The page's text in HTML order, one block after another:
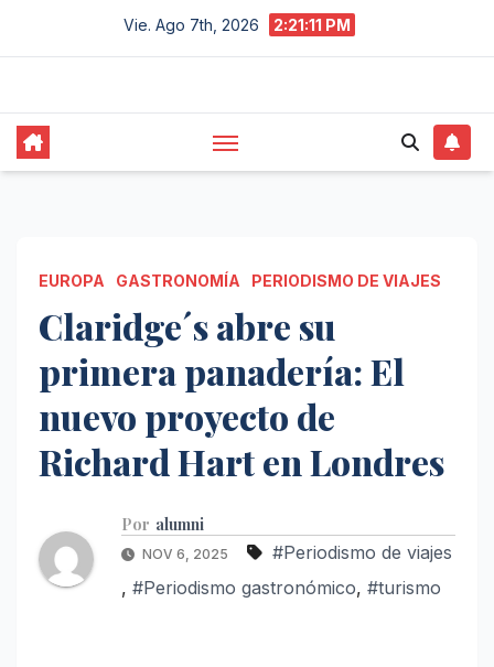
Vie. Ago 7th, 2026 2:21:11 PM
EUROPA GASTRONOMÍA PERIODISMO DE VIAJES
Claridge´s abre su
primera panadería: El
nuevo proyecto de
Richard Hart en Londres
Por alumni
NOV 6, 2025
#Periodismo de viajes
, #Periodismo gastronómico, #turismo